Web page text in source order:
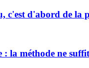
c'est d'abord de
la méthode ne